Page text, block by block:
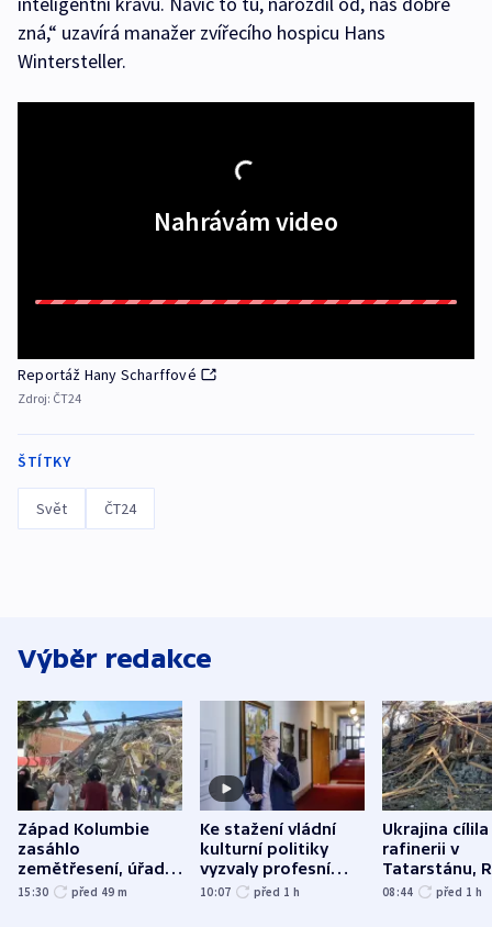
zná,“ uzavírá manažer zvířecího hospicu Hans
Wintersteller.
Nahrávám video
Reportáž Hany Scharffové
Zdroj: ČT24
ŠTÍTKY
Svět ČT24
Výběr redakce
Západ Kolumbie
zasáhlo
zemětřesení, úřady
hlásí přes sto obětí
15:30 před 49 m
Ke stažení vládní
kulturní politiky
vyzvaly profesní
organizace, spolky i
10:07 před 1 h
Ukrajina cílila
rafinerii v
Tatarstánu,
útočilo na
08:44 před 1 h